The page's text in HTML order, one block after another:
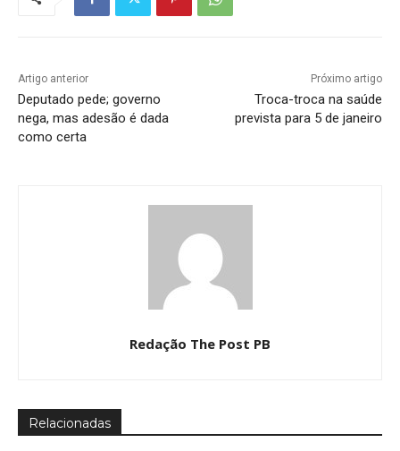
Artigo anterior
Deputado pede; governo
nega, mas adesão é dada
como certa
Próximo artigo
Troca-troca na saúde
prevista para 5 de janeiro
Redação The Post PB
Relacionadas